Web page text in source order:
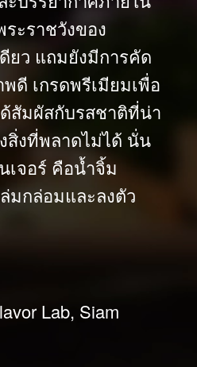
ะราชวังของ
ยว แถมยังมีการคัด
ดี เกรดพรีเมียมเพื่อ
สัมผัสกับรสชาติที่น่า
สิ่งที่พลาดไม่ได้ นั่น
เจอร์ คือน้ำจิ้ม
มกล่อมและลงตัว
Lab, Siam